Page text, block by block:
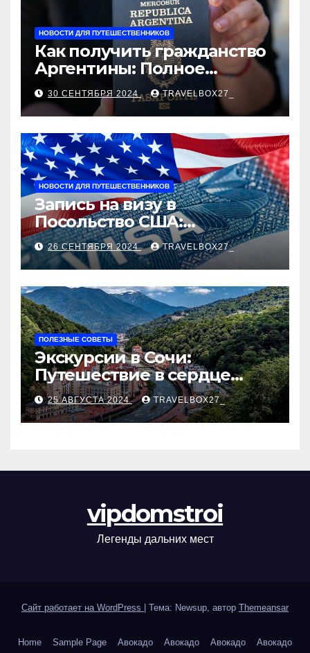
НОВОСТИ ДЛЯ ПУТЕШЕСТВЕННИКОВ
Как получить гражданство
Аргентины: Полное
руководство
30 СЕНТЯБРЯ 2024 TRAVELBOX27_
НОВОСТИ ДЛЯ ПУТЕШЕСТВЕННИКОВ
Запись на визу в
Посольство США:
Пошаговое руководство
26 СЕНТЯБРЯ 2024 TRAVELBOX27_
ПОЛЕЗНЫЕ СОВЕТЫ
Экскурсии в Сочи:
Путешествие в сердце
Черноморского курорта
25 АВГУСТА 2024 TRAVELBOX27_
vipdomstroi
Легенды дальних мест
Сайт работает на WordPress Тема: Newsup, автор Themeansar
Home Sample Page Авокадо Авокадо Авокадо Авокадо